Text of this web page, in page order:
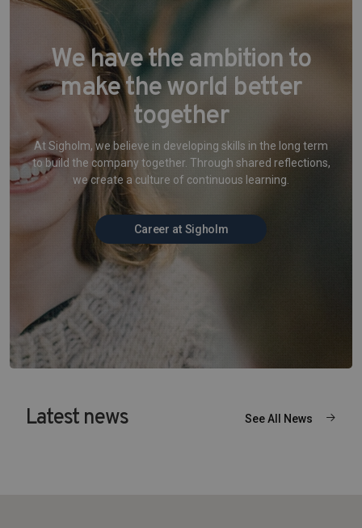
We have the ambition to
make the world better
together
At Sigholm, we believe in developing skills in the long term
to build the company together. Through shared reflections,
we create a culture of continuous learning.
Career at Sigholm
Latest news See All News